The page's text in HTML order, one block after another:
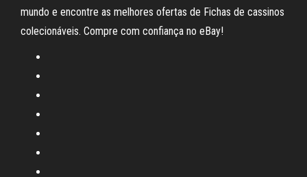
mundo e encontre as melhores ofertas de Fichas de cassinos
colecionáveis. Compre com confiança no eBay!